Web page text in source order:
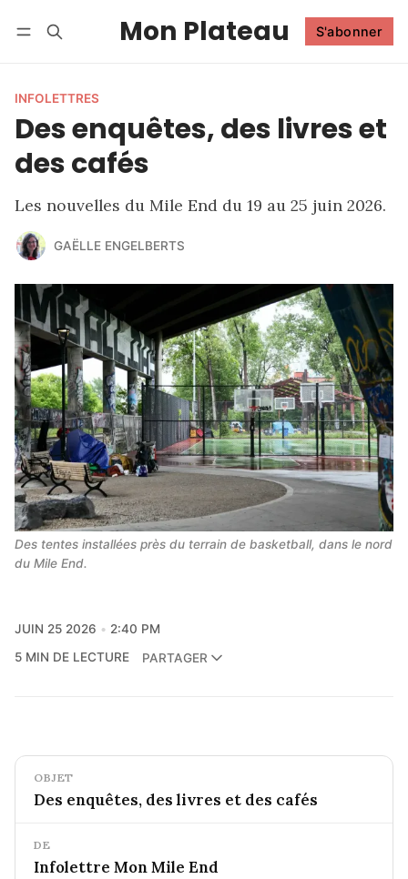
Mon Plateau S'abonner
INFOLETTRES
Des enquêtes, des livres et
des cafés
Les nouvelles du Mile End du 19 au 25 juin 2026.
GAËLLE ENGELBERTS
Des tentes installées près du terrain de basketball, dans le nord
du Mile End.
JUIN 25 2026
2:40 PM
5 MIN DE LECTURE
PARTAGER
OBJET
Des enquêtes, des livres et des cafés
DE
Infolettre Mon Mile End